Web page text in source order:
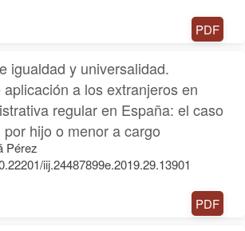
PDF
igualdad y universalidad.
a los extranjeros en
regular en España: el caso
hijo o menor a cargo
Pérez
iij.24487899e.2019.29.13901
PDF